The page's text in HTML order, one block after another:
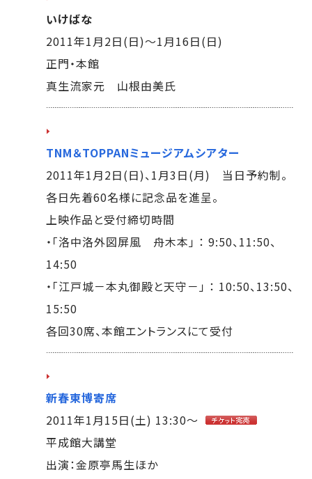
いけばな
2011年1月2日(日)～1月16日(日)
正門・本館
真生流家元 山根由美氏
TNM＆TOPPANミュージアムシアター
2011年1月2日(日)、1月3日(月) 当日予約制。
各日先着60名様に記念品を進呈。
上映作品と受付締切時間
・「洛中洛外図屏風 舟木本」 ： 9:50、11:50、
14:50
・「江戸城－本丸御殿と天守－」 ： 10:50、13:50、
15:50
各回30席、本館エントランスにて受付
新春東博寄席
2011年1月15日(土) 13:30～
平成館大講堂
出演：金原亭馬生ほか